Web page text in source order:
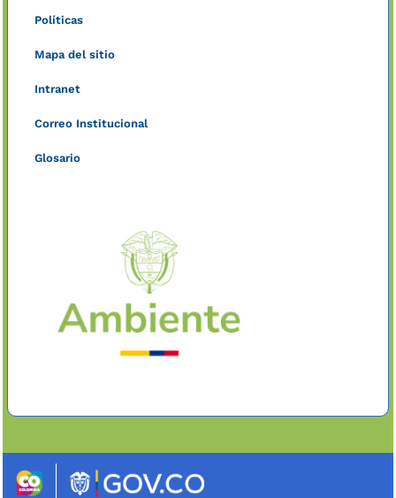
Políticas
Mapa del sitio
Intranet
Correo Institucional
Glosario